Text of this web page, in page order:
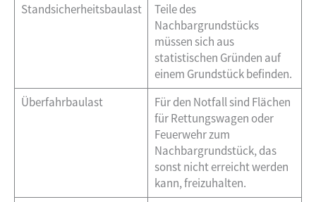
Standsicherheitsbaulast
Teile des
Nachbargrundstücks
müssen sich aus
statistischen Gründen auf
einem Grundstück befinden.
Überfahrbaulast
Für den Notfall sind Flächen
für Rettungswagen oder
Feuerwehr zum
Nachbargrundstück, das
sonst nicht erreicht werden
kann, freizuhalten.